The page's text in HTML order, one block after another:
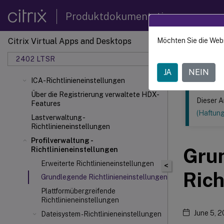
Produktdokumentation
Citrix Virtual Apps and Desktops
2402 LTSR
ICA-Richtlinieneinstellungen
Über die Registrierung verwaltete HDX-
Features
Lastverwaltung -
Richtlinieneinstellungen
Profilverwaltung -
Richtlinieneinstellungen
Erweiterte Richtlinieneinstellungen
Grundlegende Richtlinieneinstellungen
Plattformübergreifende
Richtlinieneinstellungen
Dateisystem - Richtlinieneinstellungen
Dieser Inhalt
Citrix
<
Dieser
June 5,
Möchten Sie die
JA NEIN